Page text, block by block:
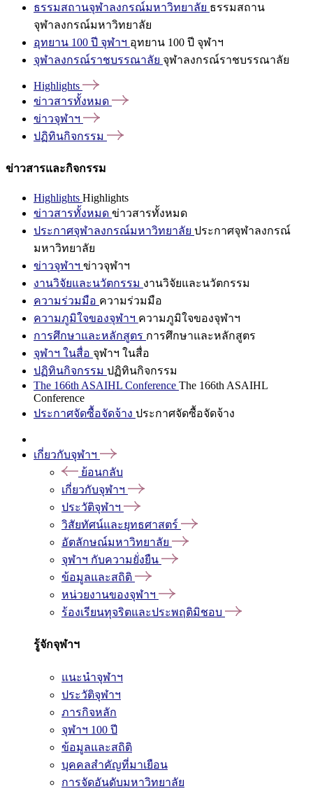
ธรรมสถานจุฬาลงกรณ์มหาวิทยาลัย ธรรมสถาน
จุฬาลงกรณ์มหาวิทยาลัย
อุทยาน 100 ปี จุฬาฯ อุทยาน 100 ปี จุฬาฯ
จุฬาลงกรณ์ราชบรรณาลัย จุฬาลงกรณ์ราชบรรณาลัย
Highlights
ข่าวสารทั้งหมด
ข่าวจุฬาฯ
ปฏิทินกิจกรรม
ข่าวสารและกิจกรรม
Highlights Highlights
ข่าวสารทั้งหมด ข่าวสารทั้งหมด
ประกาศจุฬาลงกรณ์มหาวิทยาลัย ประกาศจุฬาลงกรณ์
มหาวิทยาลัย
ข่าวจุฬาฯ ข่าวจุฬาฯ
งานวิจัยและนวัตกรรม งานวิจัยและนวัตกรรม
ความร่วมมือ ความร่วมมือ
ความภูมิใจของจุฬาฯ ความภูมิใจของจุฬาฯ
การศึกษาและหลักสูตร การศึกษาและหลักสูตร
จุฬาฯ ในสื่อ จุฬาฯ ในสื่อ
ปฏิทินกิจกรรม ปฏิทินกิจกรรม
The 166th ASAIHL Conference The 166th ASAIHL
Conference
ประกาศจัดซื้อจัดจ้าง ประกาศจัดซื้อจัดจ้าง
เกี่ยวกับจุฬาฯ
ย้อนกลับ
เกี่ยวกับจุฬาฯ
ประวัติจุฬาฯ
วิสัยทัศน์และยุทธศาสตร์
อัตลักษณ์มหาวิทยาลัย
จุฬาฯ กับความยั่งยืน
ข้อมูลและสถิติ
หน่วยงานของจุฬาฯ
ร้องเรียนทุจริตและประพฤติมิชอบ
รู้จักจุฬาฯ
แนะนำจุฬาฯ
ประวัติจุฬาฯ
ภารกิจหลัก
จุฬาฯ 100 ปี
ข้อมูลและสถิติ
บุคคลสำคัญที่มาเยือน
การจัดอันดับมหาวิทยาลัย